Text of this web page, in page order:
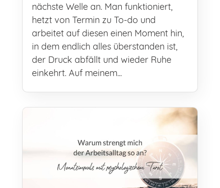
nächste Welle an. Man funktioniert,
hetzt von Termin zu To-do und
arbeitet auf diesen einen Moment hin,
in dem endlich alles überstanden ist,
der Druck abfällt und wieder Ruhe
einkehrt. Auf meinem...